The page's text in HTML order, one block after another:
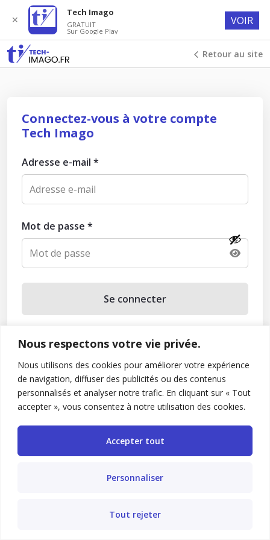
Nous respectons votre vie privée.
Nous utilisons des cookies pour améliorer votre expérience
de navigation, diffuser des publicités ou des contenus
personnalisés et analyser notre trafic. En cliquant sur « Tout
accepter », vous consentez à notre utilisation des cookies.
Personnaliser
Tout rejeter
Accepter tout
Retour au site
Connectez-vous à votre compte
Tech Imago
Adresse e-mail *
Mot de passe *
Se connecter
Mot de passe oublié ?
Vous n’avez pas de compte ? Inscrivez-vous
✕
Tech Imago
GRATUIT
Sur Google Play
VOIR